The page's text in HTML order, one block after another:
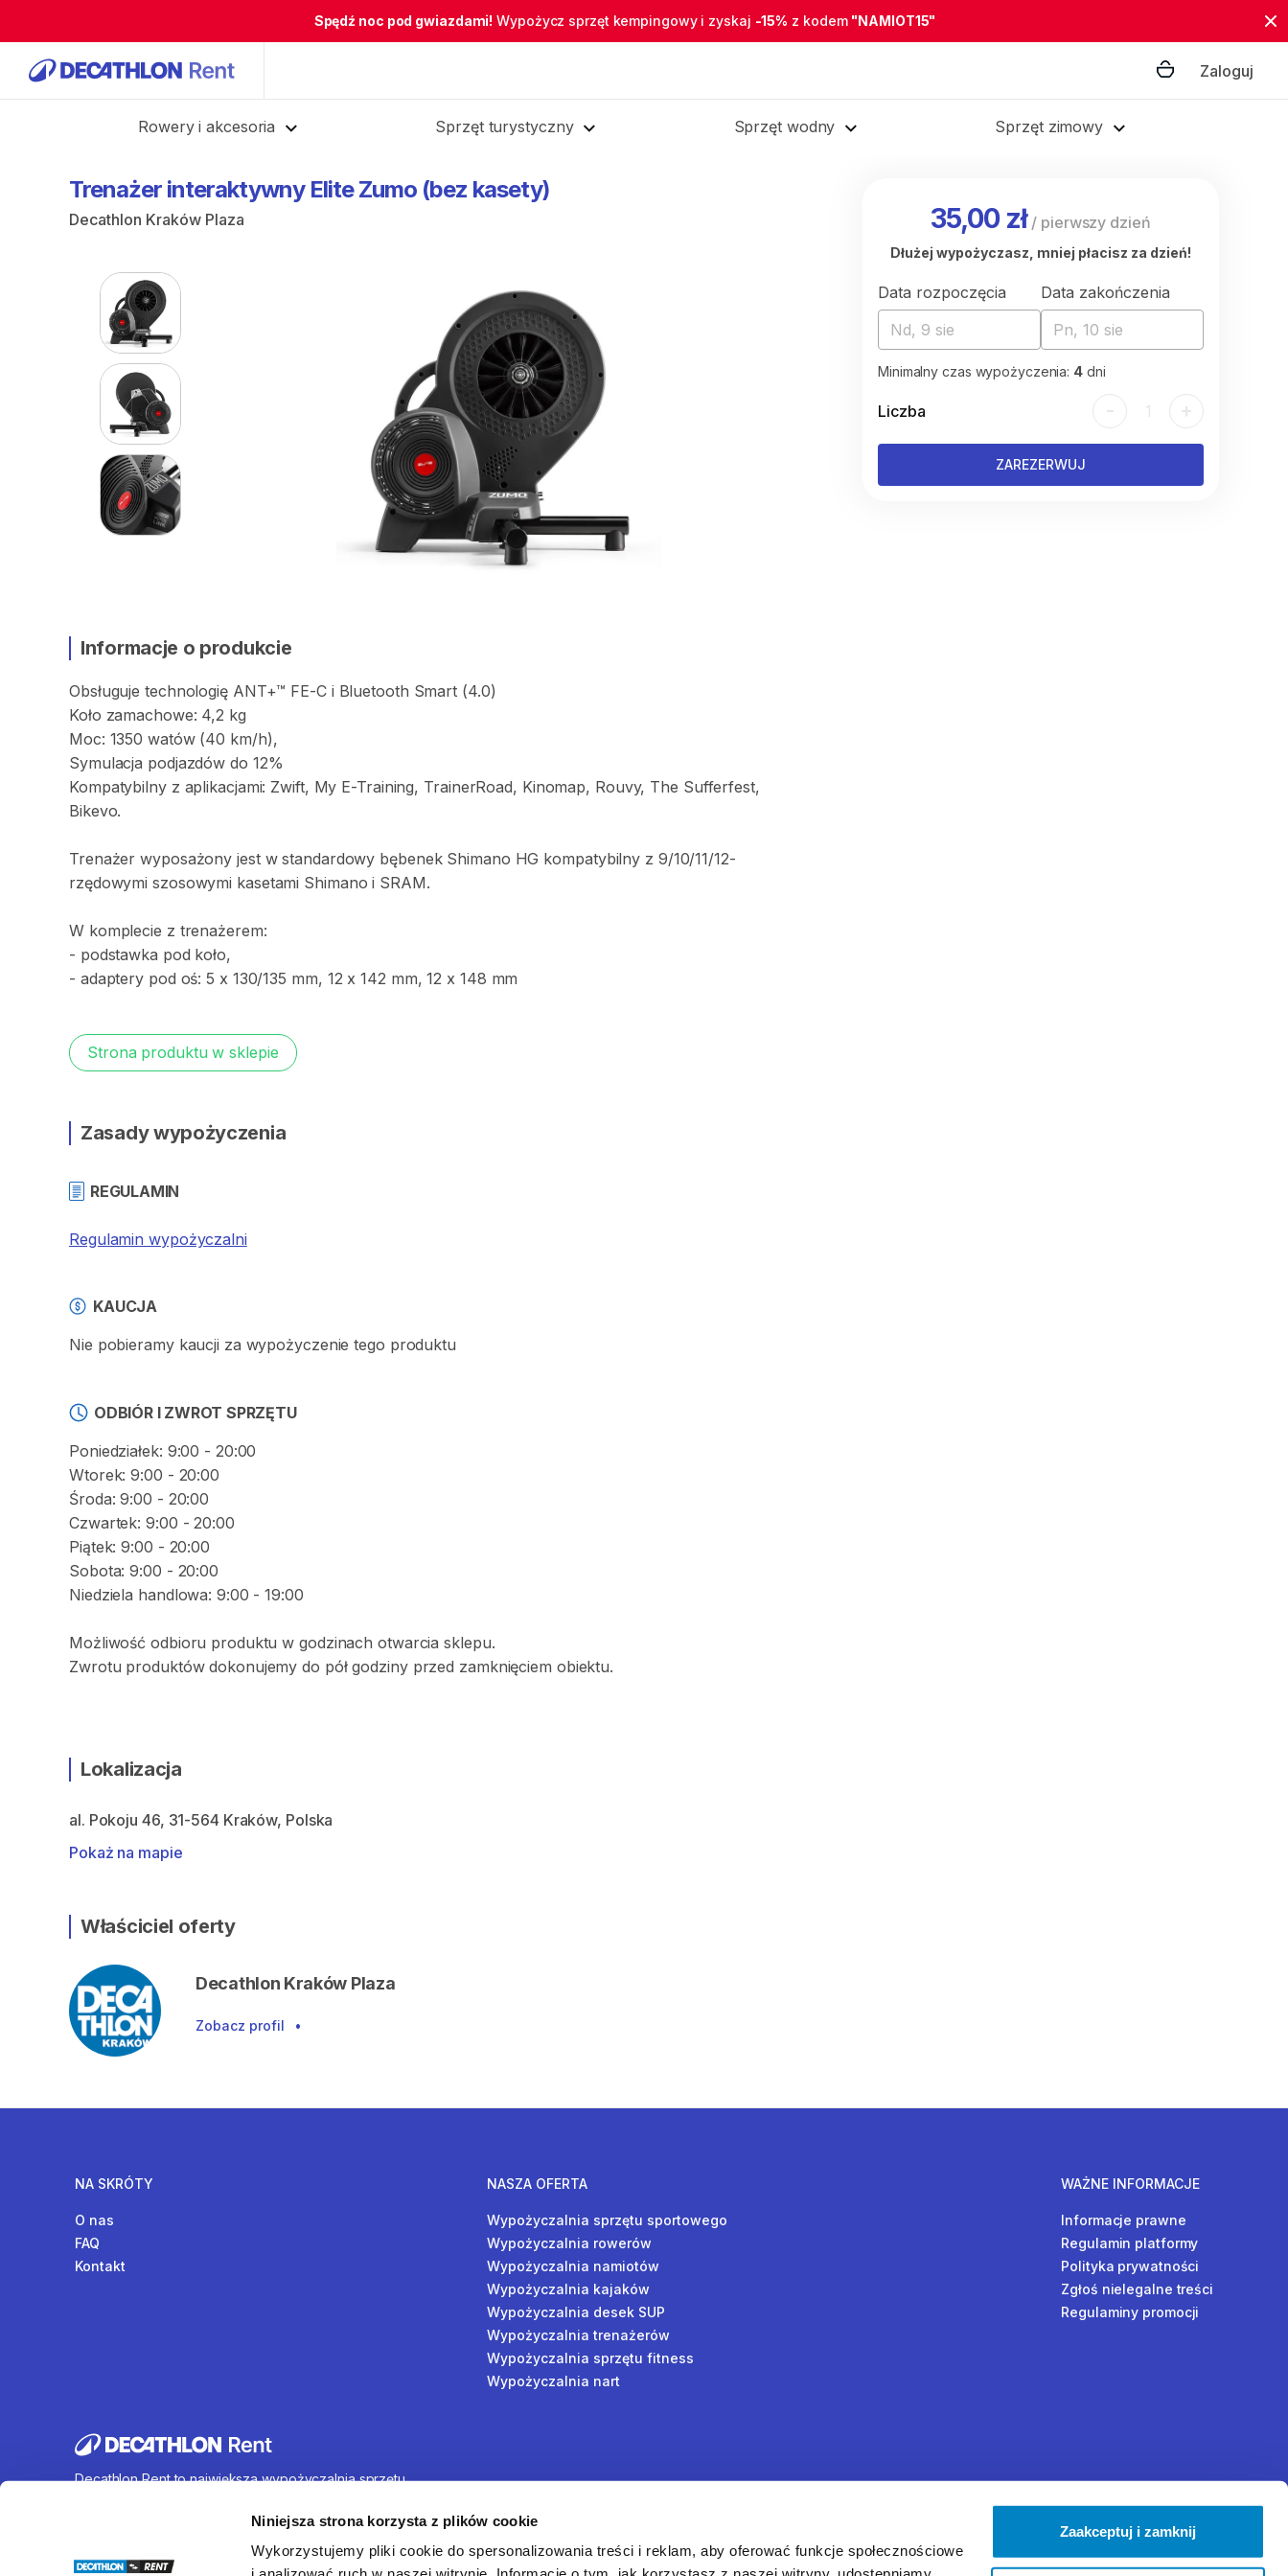
Niniejsza strona korzysta z plików cookie
Wykorzystujemy pliki cookie do spersonalizowania treści i reklam, aby oferować funkcje społecznościowe
Zaakceptuj i zamknij
Spędź noc pod gwiazdami! Wypożycz sprzęt kempingowy i zyskaj -15% z kodem "NAMIOT15"
Zaloguj
Rowery i akcesoria Sprzęt turystyczny Sprzęt wodny Sprzęt zimowy
Trenażer interaktywny Elite Zumo (bez kasety)
Decathlon Kraków Plaza
Informacje o produkcie
Obsługuje technologię ANT+™ FE-C i Bluetooth Smart (4.0)
Koło zamachowe: 4​,​2 kg
Moc: 1350 watów (40 km​​/​​h)​​,​
Symulacja podjazdów do 12%
Kompatybilny z aplikacjami: Zwift​​,​ My E-Training​​,​ TrainerRoad​​,​ Kinomap​​,​ Rouvy​​,​ The Sufferfest​​,​
Bikevo.
Trenażer wyposażony jest w standardowy bębenek Shimano HG kompatybilny z 9​/​10​/​11​/​12-
rzędowymi szosowymi kasetami Shimano i SRAM.
W komplecie z trenażerem:
- podstawka pod koło​​,​
- adaptery pod oś: 5 x 130​​/​​135 mm​,​ 12 x 142 mm​,​ 12 x 148 mm
Strona produktu w sklepie
Zasady wypożyczenia
REGULAMIN
Regulamin wypożyczalni
KAUCJA
Nie pobieramy kaucji za wypożyczenie tego produktu
ODBIÓR I ZWROT SPRZĘTU
Poniedziałek: 9:00 - 20:00
Wtorek: 9:00 - 20:00
Środa: 9:00 - 20:00
Czwartek: 9:00 - 20:00
Piątek: 9:00 - 20:00
Sobota: 9:00 - 20:00
Niedziela handlowa: 9:00 - 19:00
Możliwość odbioru produktu w godzinach otwarcia sklepu.
Zwrotu produktów dokonujemy do pół godziny przed zamknięciem obiektu.
Lokalizacja
al. Pokoju 46, 31-564 Kraków, Polska
Pokaż na mapie
Właściciel oferty
Decathlon Kraków Plaza
Zobacz profil •
35,00 zł/ pierwszy dzień
Dłużej wypożyczasz, mniej płacisz za dzień!
Data rozpoczęcia
Nd, 9 sie
Data zakończenia
Pn, 10 sie
Minimalny czas wypożyczenia: 4 dni
Liczba - 1 +
ZAREZERWUJ
NA SKRÓTY
O nas
FAQ
Kontakt
NASZA OFERTA
Wypożyczalnia sprzętu sportowego
Wypożyczalnia rowerów
Wypożyczalnia namiotów
Wypożyczalnia kajaków
Wypożyczalnia desek SUP
Wypożyczalnia trenażerów
Wypożyczalnia sprzętu fitness
Wypożyczalnia nart
WAŻNE INFORMACJE
Informacje prawne
Regulamin platformy
Polityka prywatności
Zgłoś nielegalne treści
Regulaminy promocji
Decathlon Rent to największa wypożyczalnia sprzętu
wynajem rowerów, sprzętu turystycznego, sprzętu do